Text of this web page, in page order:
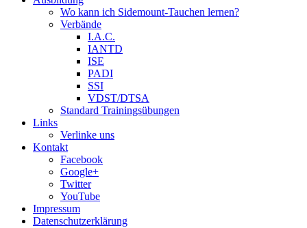
Wo kann ich Sidemount-Tauchen lernen?
Verbände
I.A.C.
IANTD
ISE
PADI
SSI
VDST/DTSA
Standard Trainingsübungen
Links
Verlinke uns
Kontakt
Facebook
Google+
Twitter
YouTube
Impressum
Datenschutzerklärung